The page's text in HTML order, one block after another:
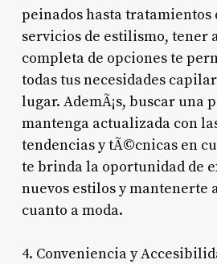
peinados hasta tratamientos
servicios de estilismo, tener
completa de opciones te
todas tus necesidades
lugar. AdemÃ¡s, buscar una
mantenga actualizada con
tendencias y tÃ©cnicas en
te brinda la oportunidad de
nuevos estilos y mantenerte
cuanto a moda.
4. Conveniencia y